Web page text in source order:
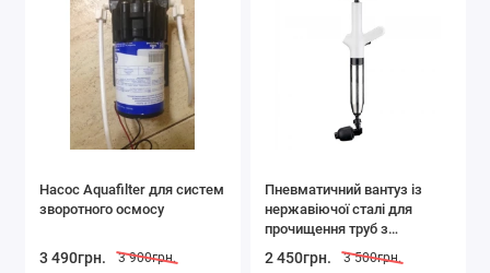
Насос Aquafilter для систем
зворотного осмосу
3 490грн. 3 900грн.
Пневматичний вантуз із
нержавіючої сталі для
прочищення труб з
манометром і насадками
білий
2 450грн. 3 500грн.